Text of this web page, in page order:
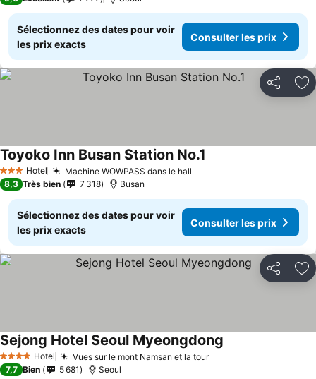
Sélectionnez des dates pour voir
les prix exacts
Consulter les prix
Partager
3 ÉtoilesHotel Machine WOWPASS dans le hall
Toyoko Inn Busan Station No.1
8,3 Très bien 7 318 Busan
Sélectionnez des dates pour voir
les prix exacts
Consulter les prix
Partager
4 Étoiles Hotel Vues sur le mont Namsan et la tourConsulter les prix
Sejong Hotel Seoul Myeongdong
7,7 Bien 5 681 Seoul